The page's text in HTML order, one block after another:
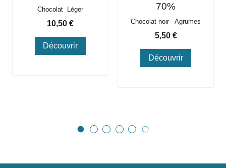
Chocolat Léger
Prix
10,50 €
Découvrir
70%
Chocolat noir - Agrumes
Prix
5,50 €
Découvrir